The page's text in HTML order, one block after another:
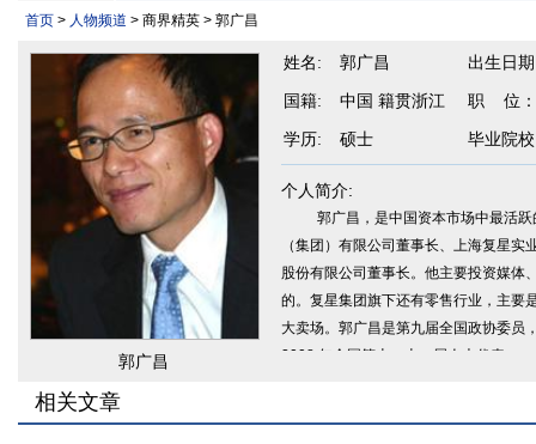
首页 > 人物频道 > 商界精英 > 郭广昌
郭广昌
姓名: 郭广昌 出生日
国籍: 中国 籍贯浙江 职 位：
学历: 硕士 毕业院
个人简介:
郭广昌，是中国资本市场中最活
（集团）有限公司董事长、上海复星
股份有限公司董事长。他主要投资媒体
的。复星集团旗下还有零售行业，主要
大卖场。郭广昌是第九届全国政协委员
2008 年全国第十、十一届人大代表。
相关文章